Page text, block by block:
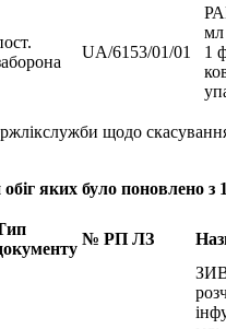
UA/6153/01/01
мл
1
щодо
обіг яких було поновлено з
№ РП ЛЗ